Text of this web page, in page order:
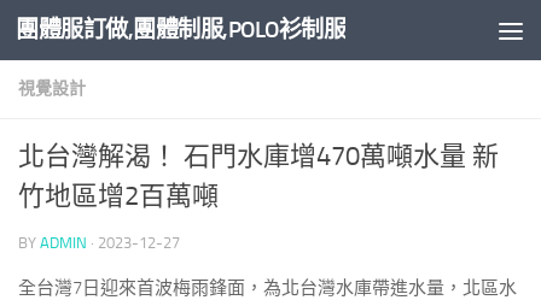
Skip to content
團體服訂做,團體制服,POLO衫制服
視覺設計
北台灣解渴！ 石門水庫增470萬噸水量 新
竹地區增2百萬噸
BY ADMIN · 2023-12-27
全台灣7日迎來首波梅雨鋒面，為北台灣水庫帶進水量，北區水